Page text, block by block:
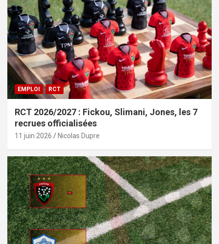
EMPLOI RCT
RCT 2026/2027 : Fickou, Slimani, Jones, les 7
recrues officialisées
11 juin 2026 Nicolas Dupre